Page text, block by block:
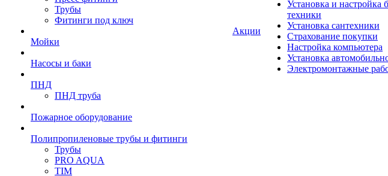
Трубы
Фитинги под ключ
Мойки
Насосы и баки
ПНД
ПНД труба
Пожарное оборудование
Полипропиленовые трубы и фитинги
Трубы
PRO AQUA
TIM
Акции
Установка и настройка
техники
Установка сантехники
Страхование покупки
Настройка компьютера
Установка
Электромонтажные